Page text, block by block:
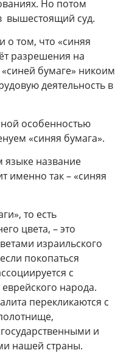
Но потом
вышестоящий суд.
о том, что «синяя
разрешения на
бумаге» никоим
деятельность в
особенностью
«синяя бумага».
языке название
именно так – «синяя
то есть
цвета, – это
израильского
покопаться
с
народа.
перекликаются с
и
нашей страны.